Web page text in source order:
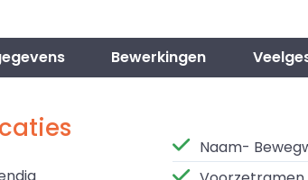
Bewerkingen
Naam-